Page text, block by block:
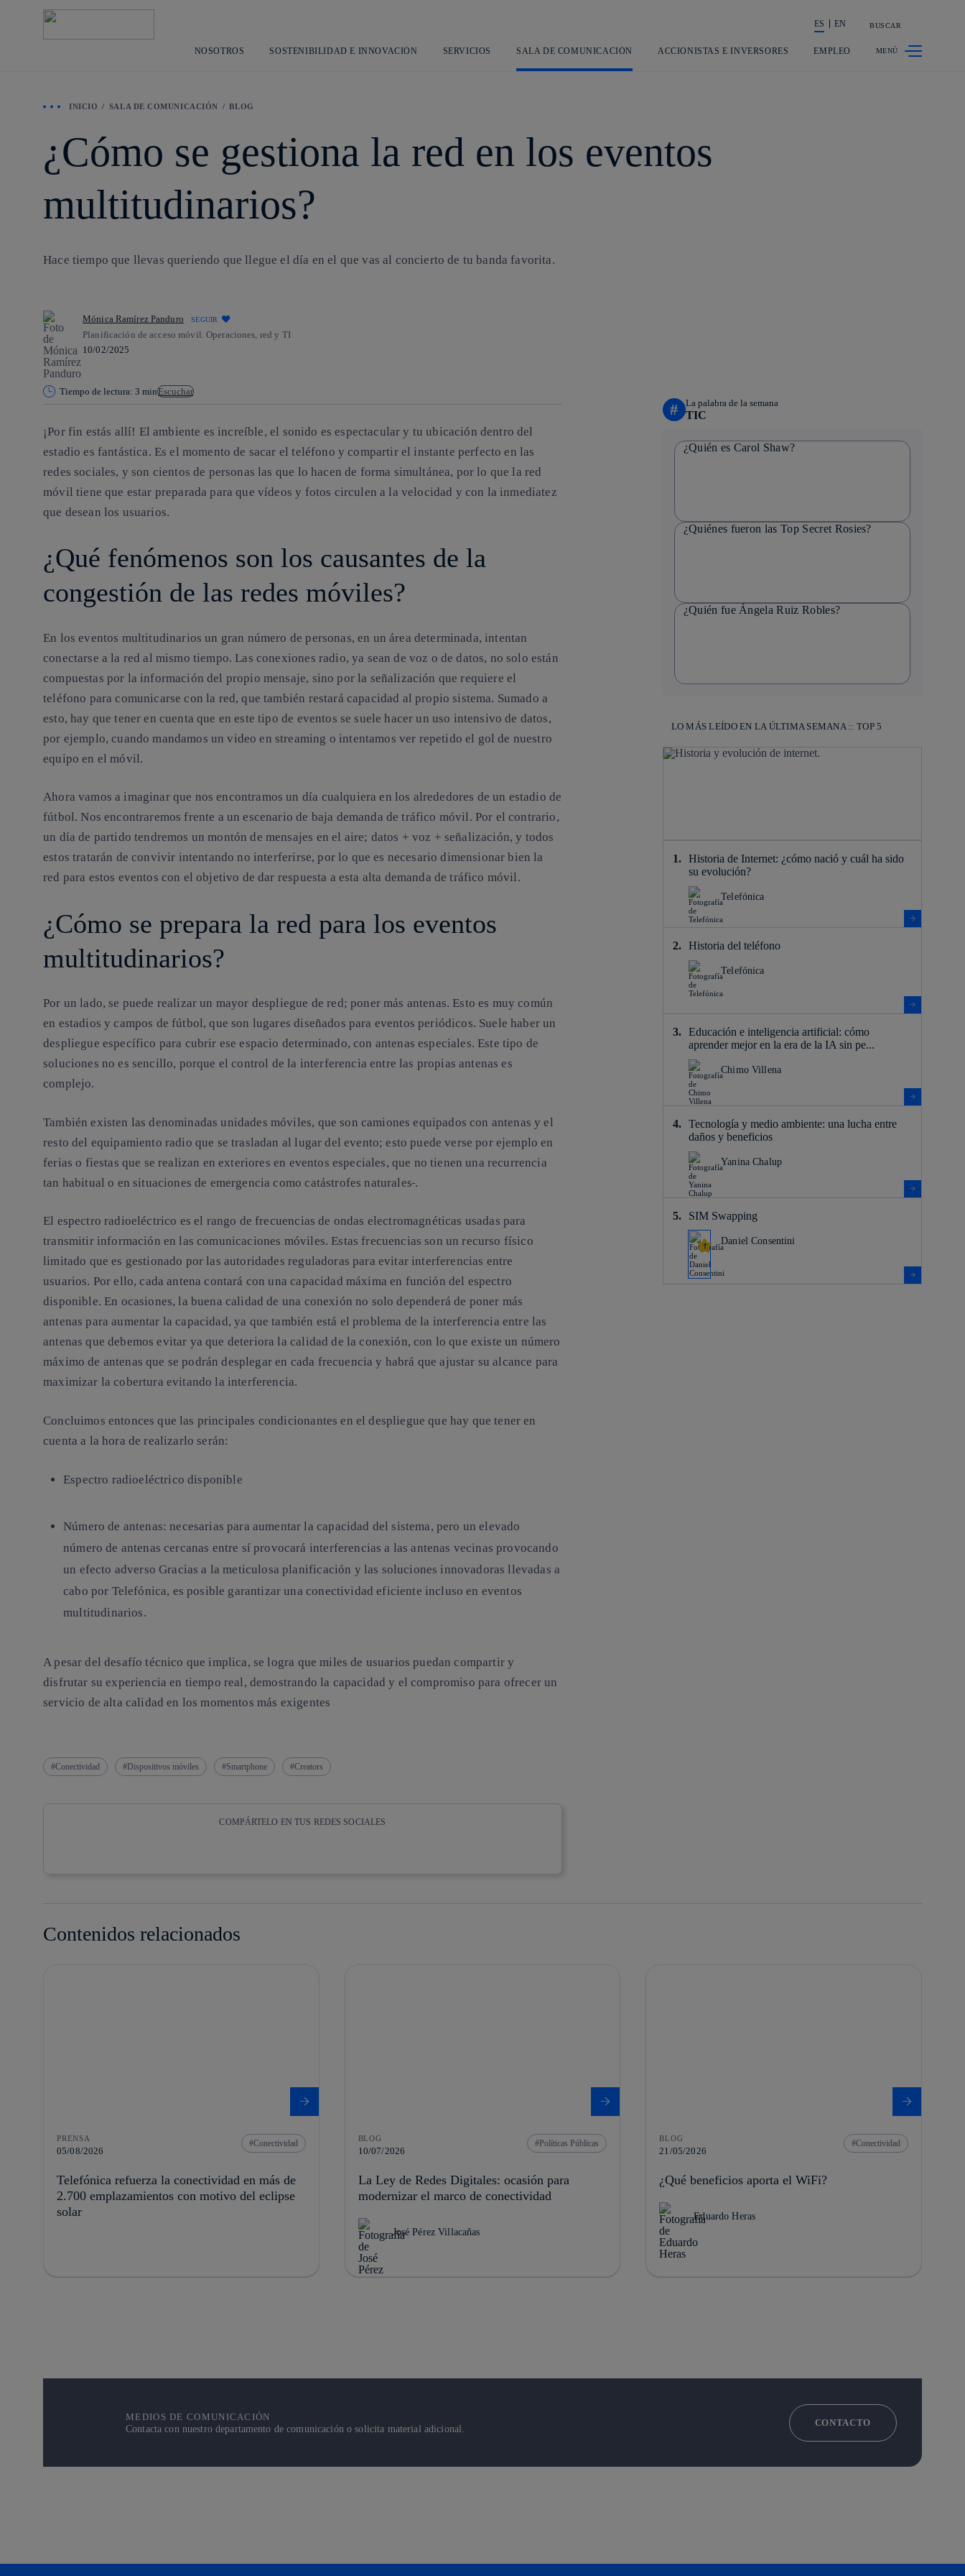
principal
La acción en accionistas e inversores
ES EN BUSCAR
NOSOTROS SOSTENIBILIDAD E INNOVACIÓN SERVICIOS SALA DE COMUNICACIÓN ACCIONISTAS E INVERSORES EMPLEO
INICIO SALA DE COMUNICACIÓN BLOG
¿Cómo se gestiona la red en los eventos
multitudinarios?
Hace tiempo que llevas queriendo que llegue el día en el que vas al concierto de tu banda favorita.
Mónica Ramírez Panduro SEGUIR
Planificación de acceso móvil. Operaciones, red y TI
10/02/2025
Tiempo de lectura: 3 minEscuchar
¡Por fin estás allí! El ambiente es increíble, el sonido es espectacular y tu ubicación dentro del
estadio es fantástica. Es el momento de sacar el teléfono y compartir el instante perfecto en las
redes sociales, y son cientos de personas las que lo hacen de forma simultánea, por lo que la red
móvil tiene que estar preparada para que vídeos y fotos circulen a la velocidad y con la inmediatez
que desean los usuarios.
¿Qué fenómenos son los causantes de la
congestión de las redes móviles?
En los eventos multitudinarios un gran número de personas, en un área determinada, intentan
conectarse a la red al mismo tiempo. Las conexiones radio, ya sean de voz o de datos, no solo están
compuestas por la información del propio mensaje, sino por la señalización que requiere el
teléfono para comunicarse con la red, que también restará capacidad al propio sistema. Sumado a
esto, hay que tener en cuenta que en este tipo de eventos se suele hacer un uso intensivo de datos,
por ejemplo, cuando mandamos un video en streaming o intentamos ver repetido el gol de nuestro
equipo en el móvil.
Ahora vamos a imaginar que nos encontramos un día cualquiera en los alrededores de un estadio de
fútbol. Nos encontraremos frente a un escenario de baja demanda de tráfico móvil. Por el contrario,
un día de partido tendremos un montón de mensajes en el aire; datos + voz + señalización, y todos
estos tratarán de convivir intentando no interferirse, por lo que es necesario dimensionar bien la
red para estos eventos con el objetivo de dar respuesta a esta alta demanda de tráfico móvil.
¿Cómo se prepara la red para los eventos
multitudinarios?
Por un lado, se puede realizar un mayor despliegue de red; poner más antenas. Esto es muy común
en estadios y campos de fútbol, que son lugares diseñados para eventos periódicos. Suele haber un
despliegue específico para cubrir ese espacio determinado, con antenas especiales. Este tipo de
soluciones no es sencillo, porque el control de la interferencia entre las propias antenas es
complejo.
También existen las denominadas unidades móviles, que son camiones equipados con antenas y el
resto del equipamiento radio que se trasladan al lugar del evento; esto puede verse por ejemplo en
ferias o fiestas que se realizan en exteriores en eventos especiales, que no tienen una recurrencia
tan habitual o en situaciones de emergencia como catástrofes naturales .
El espectro radioeléctrico es el rango de frecuencias de ondas electromagnéticas usadas para
transmitir información en las comunicaciones móviles. Estas frecuencias son un recurso físico
limitado que es gestionado por las autoridades reguladoras para evitar interferencias entre
usuarios. Por ello, cada antena contará con una capacidad máxima en función del espectro
disponible. En ocasiones, la buena calidad de una conexión no solo dependerá de poner más
antenas para aumentar la capacidad, ya que también está el problema de la interferencia entre las
antenas que debemos evitar ya que deteriora la calidad de la conexión, con lo que existe un número
máximo de antenas que se podrán desplegar en cada frecuencia y habrá que ajustar su alcance para
maximizar la cobertura evitando la interferencia.
Concluimos entonces que las principales condicionantes en el despliegue que hay que tener en
cuenta a la hora de realizarlo serán:
Espectro radioeléctrico disponible
Número de antenas: necesarias para aumentar la capacidad del sistema, pero un elevado
número de antenas cercanas entre sí provocará interferencias a las antenas vecinas provocando
un efecto adverso Gracias a la meticulosa planificación y las soluciones innovadoras llevadas a
cabo por Telefónica, es posible garantizar una conectividad eficiente incluso en eventos
multitudinarios.
A pesar del desafío técnico que implica, se logra que miles de usuarios puedan compartir y
disfrutar su experiencia en tiempo real, demostrando la capacidad y el compromiso para ofrecer un
servicio de alta calidad en los momentos más exigentes
Conectividad Dispositivos móviles Smartphone Creators
COMPÁRTELO EN TUS REDES SOCIALES
# La palabra de la semana
TIC
¿Quién es Carol Shaw?
¿Quiénes fueron las Top Secret Rosies?
¿Quién fue Ángela Ruiz Robles?
LO MÁS LEÍDO EN LA ÚLTIMA SEMANA :: TOP 5
Historia de Internet: ¿cómo nació y cuál ha sido
su evolución?
Telefónica
Historia del teléfono
Telefónica
Educación e inteligencia artificial: cómo
aprender mejor en la era de la IA sin pe...
Chimo Villena
Tecnología y medio ambiente: una lucha entre
daños y beneficios
Yanina Chalup
SIM Swapping
Daniel Consentini
Contenidos relacionados
PRENSA
05/08/2026
Conectividad
Telefónica refuerza la conectividad en más de
2.700 emplazamientos con motivo del eclipse
solar
BLOG
10/07/2026
Políticas Públicas
La Ley de Redes Digitales: ocasión para
modernizar el marco de conectividad
José Pérez Villacañas
BLOG
21/05/2026
Conectividad
¿Qué beneficios aporta el WiFi?
Eduardo Heras
MEDIOS DE COMUNICACIÓN
Contacta con nuestro departamento de comunicación o solicita material adicional.
CONTACTO